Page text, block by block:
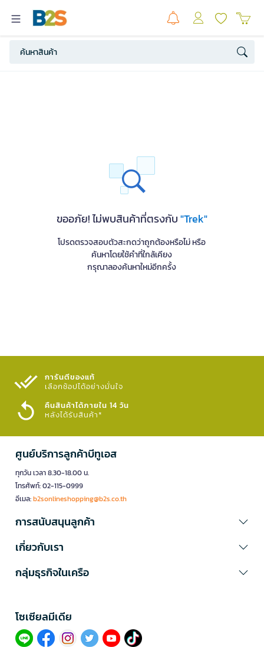
ขออภัย! ไม่พบสินค้าที่ตรงกับ"Trek"
โปรดตรวจสอบตัวสะกดว่าถูกต้องหรือไม่ หรือ
ค้นหาโดยใช้คำที่ใกล้เคียง
กรุณาลองค้นหาใหม่อีกครั้ง
การันตีของแท้
เลือกช้อปได้อย่างมั่นใจ​
คืนสินค้าได้ภายใน 14 วัน
หลังได้รับสินค้า*
ศูนย์บริการลูกค้าบีทูเอส
ทุกวัน เวลา 8.30-18.00 น.
โทรศัพท์: 02-115-0999
อีเมล:b2sonlineshopping@b2s.co.th
การสนับสนุนลูกค้า
เกี่ยวกับเรา
กลุ่มธุรกิจในเครือ
โซเซียลมีเดีย​